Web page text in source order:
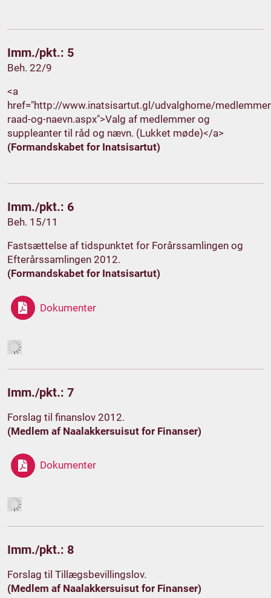
Imm./pkt.: 5
Beh. 22/9
<a
href="http://www.inatsisartut.gl/udvalghome/
raad-og-naevn.aspx">Valg af medlemmer og
suppleanter til råd og nævn. (Lukket møde)</a>
(Formandskabet for Inatsisartut)
Imm./pkt.: 6
Beh. 15/11
Fastsættelse af tidspunktet for Forårssamlingen og
Efterårssamlingen 2012.
(Formandskabet for Inatsisartut)
Dokumenter
Imm./pkt.: 7
Forslag til finanslov 2012.
(Medlem af Naalakkersuisut for Finanser)
Dokumenter
Imm./pkt.: 8
Forslag til Tillægsbevillingslov.
(Medlem af Naalakkersuisut for Finanser)